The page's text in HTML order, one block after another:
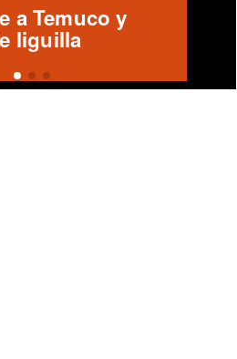
y vence a
de Liga de